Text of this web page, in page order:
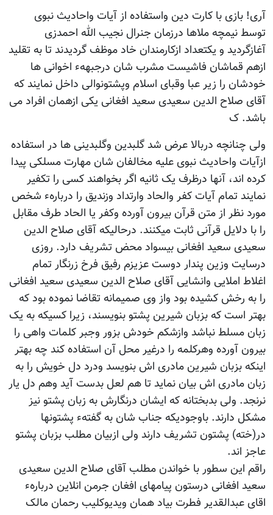
آری! بازی با کارت دین واستفاده از آیات واحادیث نبوی
توسط نیمچه ملاها درزمان جنرال نجیب الله احمدزی
آغازگردید و یکتعداد ازکارمندان خاد موظف گردیدند تا به تقلید
ازهم قماشان فاشیست مشرب شان درجبههء اخوانی ها
خودشان را زیر عبا وقبای اسلام وپشتونوالی داخل نمایند که
آقای صلاح الدین سعیدی سعید افغانی یکی ازهمان افراد می
باشد. ک
ولی چنانچه دربالا عرض شد گلبدین وگلبدینی ها در استفاده
ازآیات واحادیث نبوی علیه مخالفان شان مهارت مسلکی پیدا
کرده اند، آنها درظرف یک ثانیه اگر بخواهند کسی را تکفیر
نمایند تمام آیات کفر والحاد وارتداد وزندیق را دربارهء شخص
مورد نظر از متن قرآن بیرون آورده وکفر یا الحاد طرف مقابل
را با دلایل قرآنی ثابت میکنند. درحالیکه آقای صلاح الدین
سعیدی سعید افغانی بیسواد محض تشریف دارد. روزی
درسایت وزین پندار دوست عزیزم رفیق فرخ زرنگار تمام
اغلاط املایی وانشایی آقای صلاح الدین سعیدی سعید افغانی
را به رخش کشیده بود واز وی صمیمانه تقاضا نموده بود که
بهتر است که بزبان شیرین پشتو بنویسند، زیرا کسیکه به یک
زبان مسلط نباشد وازشکم خودش بزور وجبر کلمات واهی را
بیرون آورده وهرکلمه را درغیر محل آن استفاده کند چه بهتر
اینکه بزبان شیرین مادری اش بنویسد ودرد دل خویش را به
زبان مادری اش بیان نماید تا هم لعل بدست آید وهم دل یار
نرنجد. ولی بدبختانه که ایشان درنگارش به زبان پشتو نیز
مشکل دارند. باوجودیکه جناب شان به گفتهء پشتونها
در(خته) پشتون تشریف دارند ولی ازبیان مطلب بزبان پشتو
عاجز اند.
راقم این سطور با خواندن مطلب آقای صلاح الدین سعیدی
سعید افغانی درستون پیامهای افغان جرمن انلاین دربارهء
اقای عبدالقدیر فطرت بیاد همان ویدیوکلیب رحمان مالک